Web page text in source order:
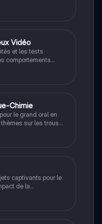
Vidéo
et les tests
comportements
de jeux vidéo. Ce
modèles de
sur les
Chimie
le grand oral en
sur les trous
Doppler, et l'impact
l'environnement.
captivants pour le
de la
de
chimiothérapie, et les